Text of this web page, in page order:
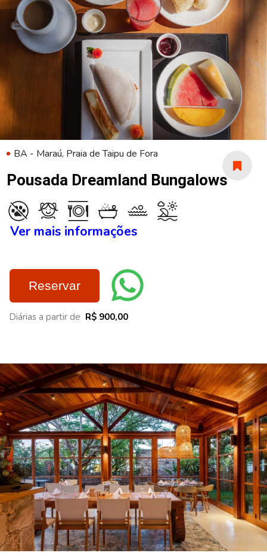
BA - Maraú, Praia de Taipu de Fora
Pousada Dreamland Bungalows
Ver mais informações
Reservar
Diárias a partir de R$ 900,00